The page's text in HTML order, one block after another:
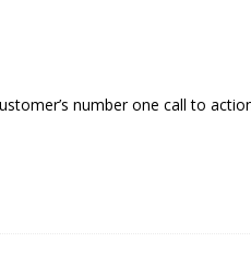
number one call to